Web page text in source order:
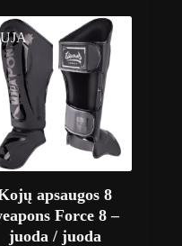
apsaugos 8
Force 8 –
juoda / juoda